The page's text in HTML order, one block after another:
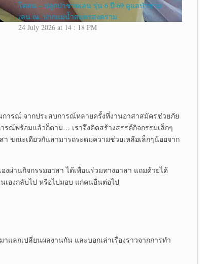
ารณ์ จากประสบการณ์หลายครั้งที่งานอาสาสมัครช่วยภัย
ณ์พร้อมแล้วก็ตาม… เราจึงคิดสร้างสรรค์กิจกรรมเล็กๆ
ขณะเดียวกันสามารถระดมความช่วยเหลือเล็กๆน้อยจาก
งผ่านกิจกรรมอาสา ได้เพื่อนร่วมทางอาสา แถมด้วยได้
เองกลับไป หรือไปมอบ แก่คนอื่นต่อไป
แลกเปลี่ยนผลงานกัน และบอกเล่าเรื่องราวจากการทำ
โคลน – ปลูกป่าชายเลน รุ่น 6 ปี 69 ดูแลป่าชาย
เลน ณ. ปากแม่น้ำสมุทรสงคราม
24 July 2026 at 14 : 18 PM